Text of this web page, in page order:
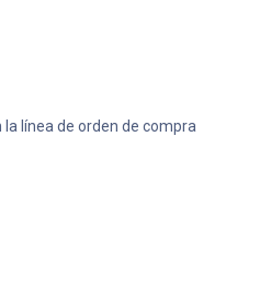
línea de orden de compra